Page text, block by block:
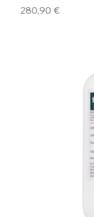
Preis
280,90 €